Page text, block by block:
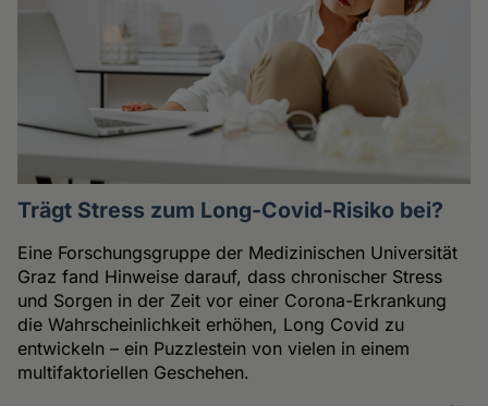
Trägt Stress zum Long-Covid-Risiko bei?
Eine Forschungsgruppe der Medizinischen Universität
Graz fand Hinweise darauf, dass chronischer Stress
und Sorgen in der Zeit vor einer Corona-Erkrankung
die Wahrscheinlichkeit erhöhen, Long Covid zu
entwickeln – ein Puzzlestein von vielen in einem
multifaktoriellen Geschehen.